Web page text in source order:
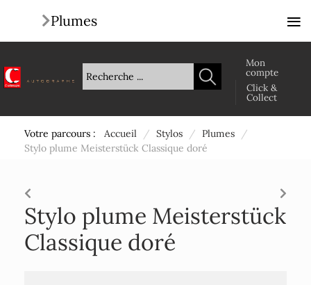
Mon
compte
Click &
Collect
Votre parcours : Accueil / Stylos / Plumes
/
Stylo plume Meisterstück Classique doré
Stylo plume Meisterstück
Classique doré
Plumes ≡